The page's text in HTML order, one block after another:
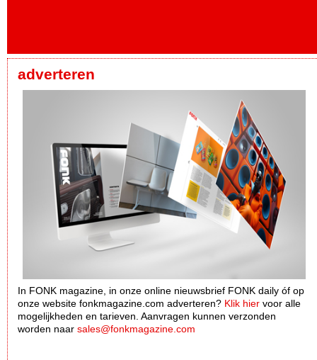
adverteren
In FONK magazine, in onze online nieuwsbrief FONK daily óf op
onze website fonkmagazine.com adverteren? Klik hier voor alle
mogelijkheden en tarieven. Aanvragen kunnen verzonden
worden naar sales@fonkmagazine.com